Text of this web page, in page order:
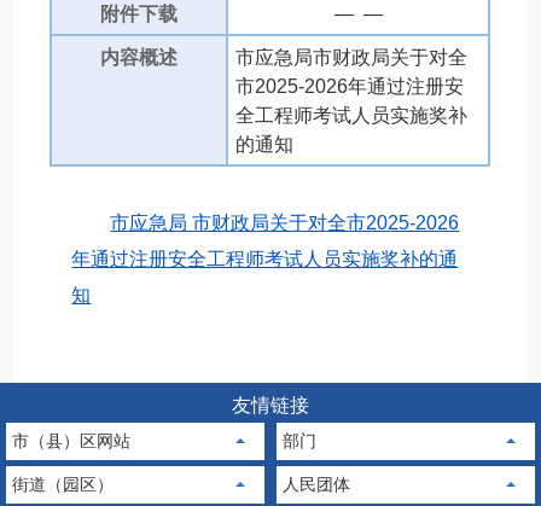
附件下载 — —
内容概述
市应急局市财政局关于对全
市2025-2026年通过注册安
全工程师考试人员实施奖补
的通知
市应急局 市财政局关于对全市2025-2026
年通过注册安全工程师考试人员实施奖补的通
知
友情链接
市（县）区网站 部门
街道（园区） 人民团体